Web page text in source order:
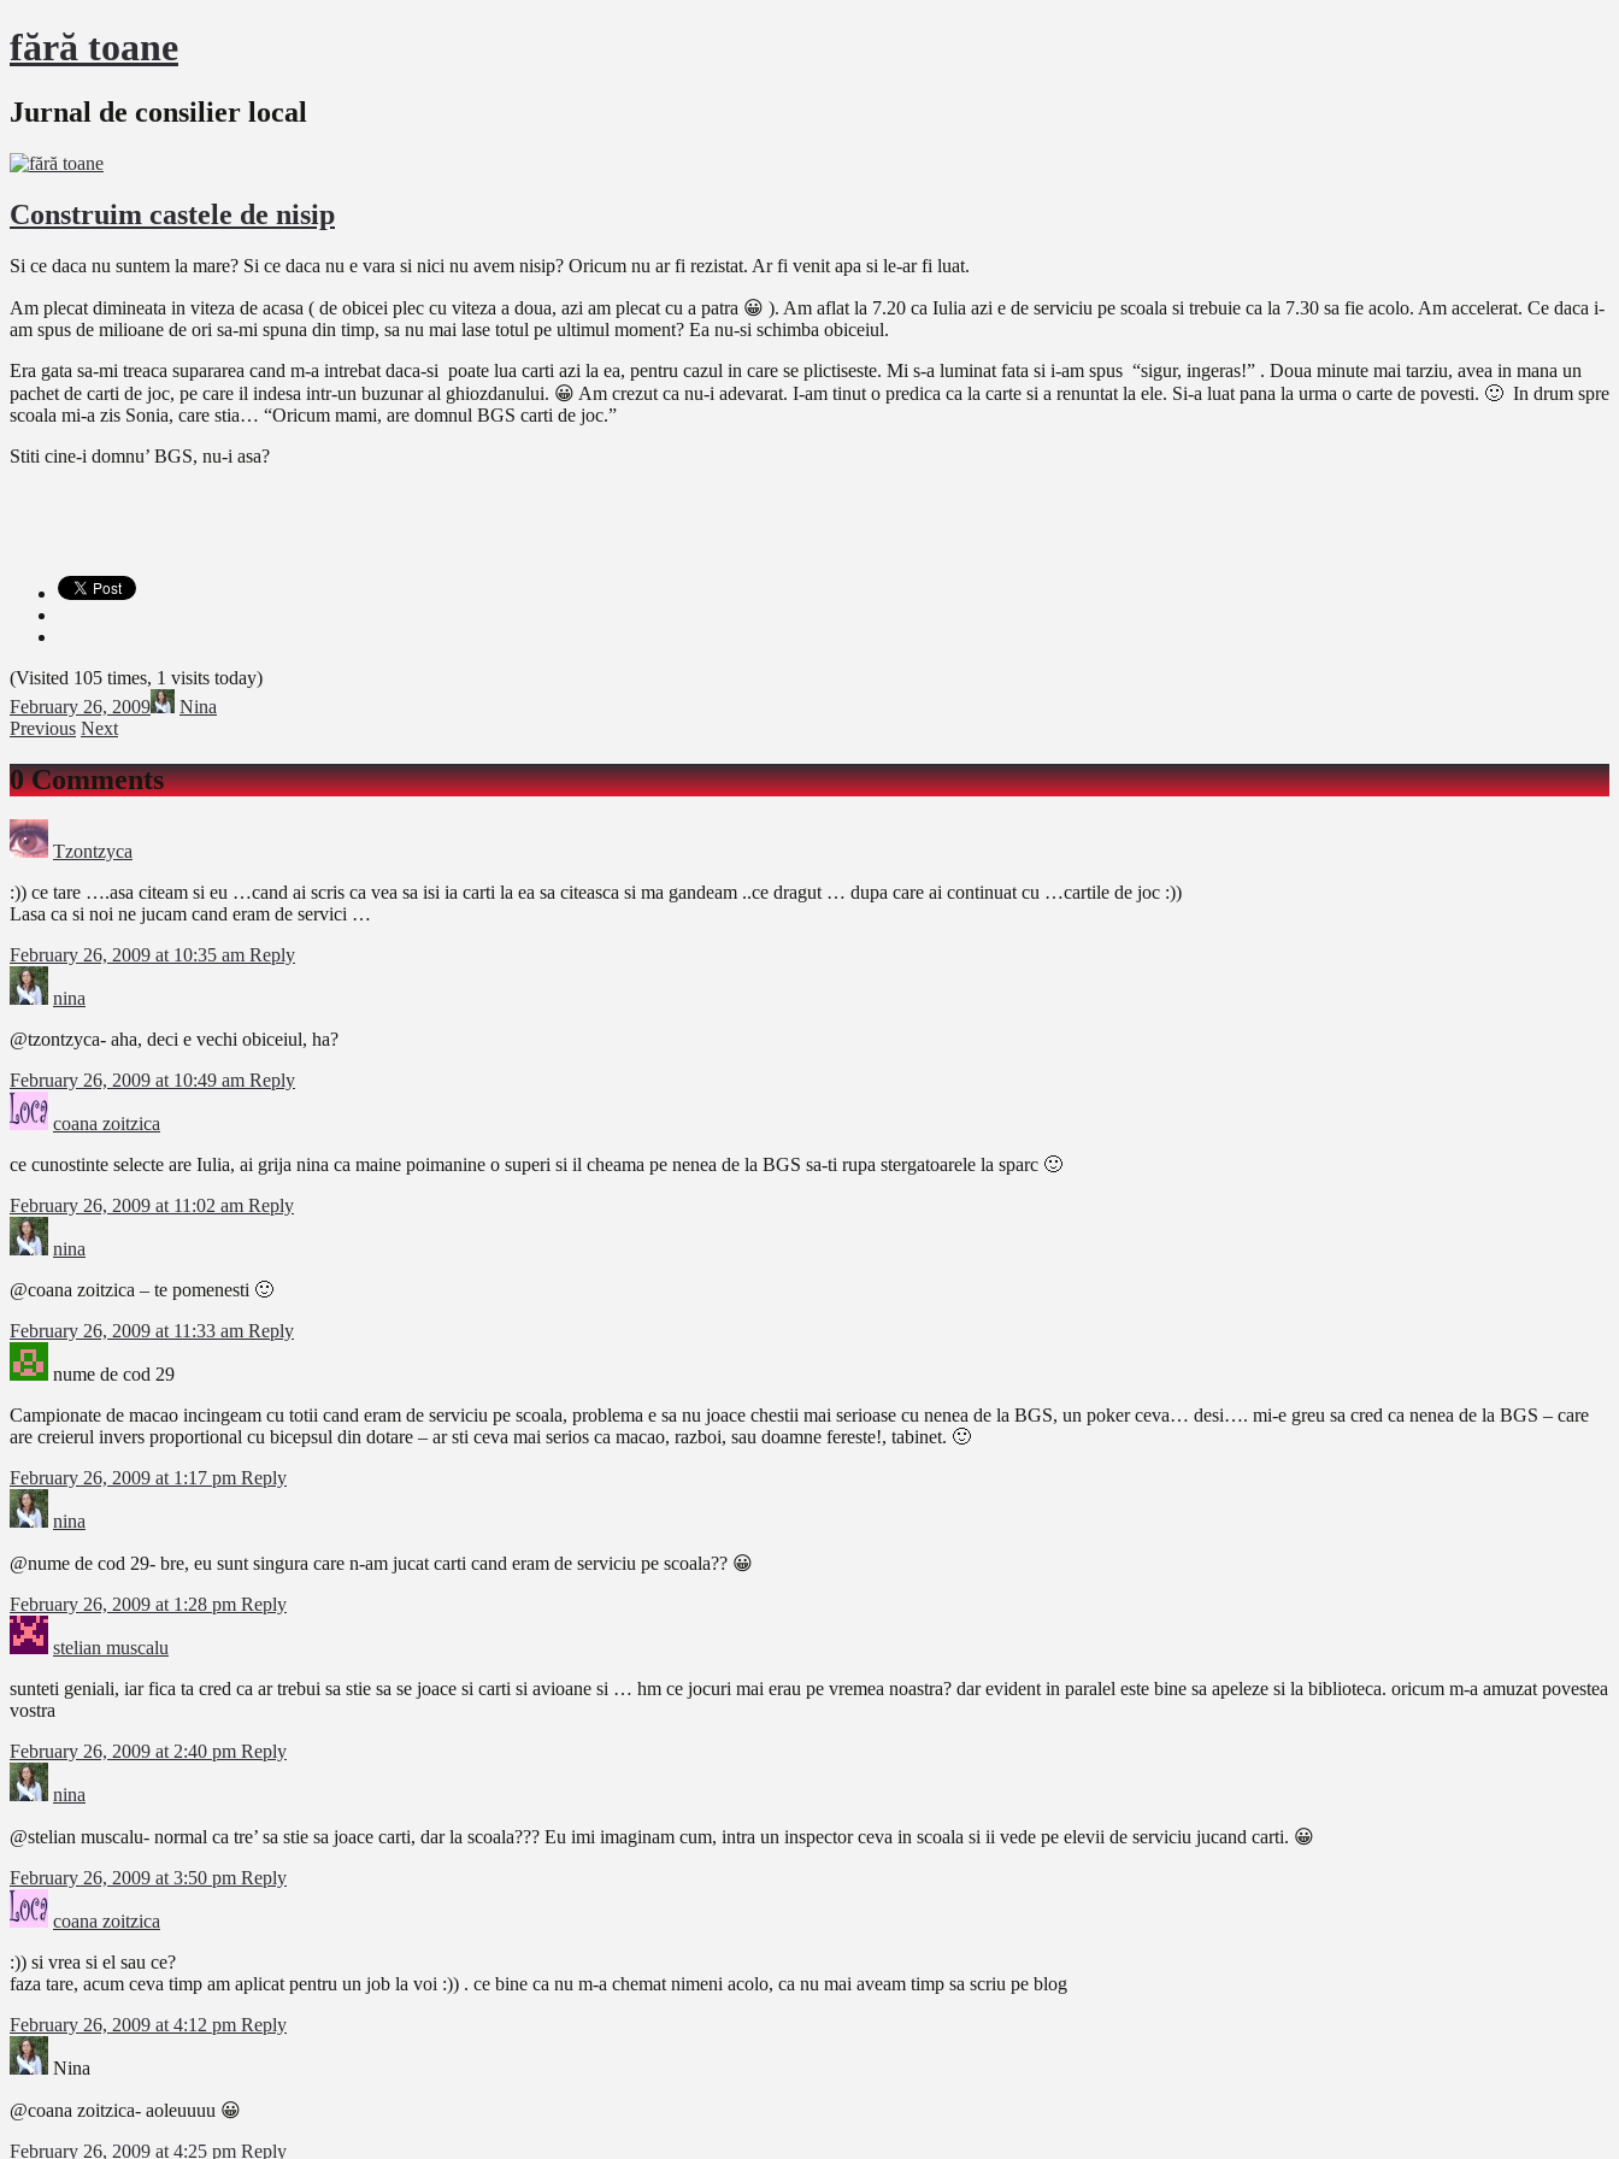
fără toane
Jurnal de consilier local
Construim castele de nisip
Si ce daca nu suntem la mare? Si ce daca nu e vara si nici nu avem nisip? Oricum nu ar fi rezistat. Ar fi venit apa si le-ar fi luat.
Am plecat dimineata in viteza de acasa ( de obicei plec cu viteza a doua, azi am plecat cu a patra 😀 ). Am aflat la 7.20 ca Iulia azi e de serviciu pe scoala si trebuie ca la 7.30 sa fie acolo. Am accelerat. Ce daca i-
am spus de milioane de ori sa-mi spuna din timp, sa nu mai lase totul pe ultimul moment? Ea nu-si schimba obiceiul.
Era gata sa-mi treaca supararea cand m-a intrebat daca-si poate lua carti azi la ea, pentru cazul in care se plictiseste. Mi s-a luminat fata si i-am spus “sigur, ingeras!” . Doua minute mai tarziu, avea in mana un
pachet de carti de joc, pe care il indesa intr-un buzunar al ghiozdanului. 😀 Am crezut ca nu-i adevarat. I-am tinut o predica ca la carte si a renuntat la ele. Si-a luat pana la urma o carte de povesti. 🙂 In drum spre
scoala mi-a zis Sonia, care stia… “Oricum mami, are domnul BGS carti de joc.”
Stiti cine-i domnu’ BGS, nu-i asa?
(Visited 105 times, 1 visits today)
February 26, 2009
Nina
Previous Next
0 Comments
Tzontzyca
:)) ce tare ….asa citeam si eu …cand ai scris ca vea sa isi ia carti la ea sa citeasca si ma gandeam ..ce dragut … dupa care ai continuat cu …cartile de joc :))
Lasa ca si noi ne jucam cand eram de servici …
February 26, 2009 at 10:35 am Reply
nina
@tzontzyca- aha, deci e vechi obiceiul, ha?
February 26, 2009 at 10:49 am Reply
coana zoitzica
ce cunostinte selecte are Iulia, ai grija nina ca maine poimanine o superi si il cheama pe nenea de la BGS sa-ti rupa stergatoarele la sparc 🙂
February 26, 2009 at 11:02 am Reply
nina
@coana zoitzica – te pomenesti 🙂
February 26, 2009 at 11:33 am Reply
nume de cod 29
Campionate de macao incingeam cu totii cand eram de serviciu pe scoala, problema e sa nu joace chestii mai serioase cu nenea de la BGS, un poker ceva… desi…. mi-e greu sa cred ca nenea de la BGS – care
are creierul invers proportional cu bicepsul din dotare – ar sti ceva mai serios ca macao, razboi, sau doamne fereste!, tabinet. 🙂
February 26, 2009 at 1:17 pm Reply
nina
@nume de cod 29- bre, eu sunt singura care n-am jucat carti cand eram de serviciu pe scoala?? 😀
February 26, 2009 at 1:28 pm Reply
stelian muscalu
sunteti geniali, iar fica ta cred ca ar trebui sa stie sa se joace si carti si avioane si … hm ce jocuri mai erau pe vremea noastra? dar evident in paralel este bine sa apeleze si la biblioteca. oricum m-a amuzat povestea
vostra
February 26, 2009 at 2:40 pm Reply
nina
@stelian muscalu- normal ca tre’ sa stie sa joace carti, dar la scoala??? Eu imi imaginam cum, intra un inspector ceva in scoala si ii vede pe elevii de serviciu jucand carti. 😀
February 26, 2009 at 3:50 pm Reply
coana zoitzica
:)) si vrea si el sau ce?
faza tare, acum ceva timp am aplicat pentru un job la voi :)) . ce bine ca nu m-a chemat nimeni acolo, ca nu mai aveam timp sa scriu pe blog
February 26, 2009 at 4:12 pm Reply
Nina
@coana zoitzica- aoleuuuu 😀
February 26, 2009 at 4:25 pm Reply